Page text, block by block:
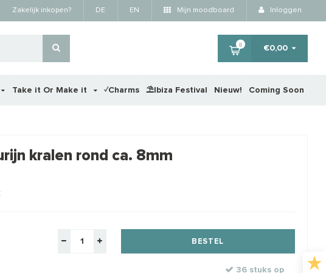
Zakelijk inkopen? DE EN Mijn moodboard Inloggen
0 €0,00
Take it Or Make it ✓Charms ⛱️Ibiza Festival Nieuw! Coming Soon
kralen rond ca. 8mm
BESTEL
36 stuks op